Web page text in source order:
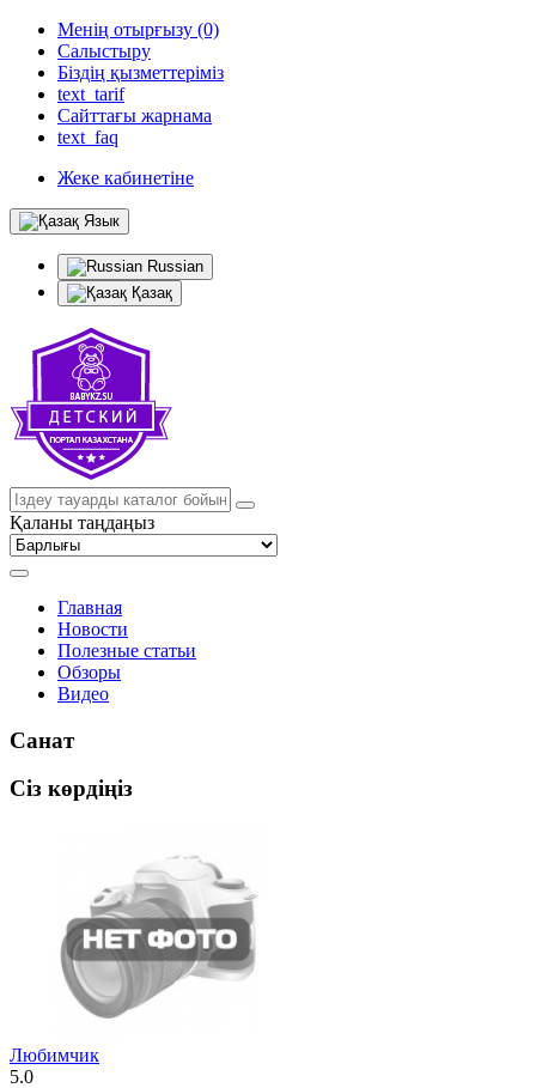
Менің отырғызу (0)
Салыстыру
Біздің қызметтеріміз
text_tarif
Сайттағы жарнама
text_faq
Жеке кабинетіне
Язык
Russian
Қазақ
Қаланы таңдаңыз
Главная
Новости
Полезные статьи
Обзоры
Видео
Санат
Сіз көрдіңіз
Любимчик
5.0